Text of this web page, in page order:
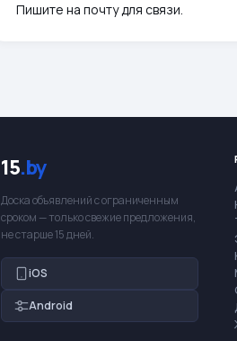
Пишите на почту для связи.
15.by
Доска объявлений с ограниченным
сроком — только свежие предложения,
не старше 15 дней.
iOS
Android